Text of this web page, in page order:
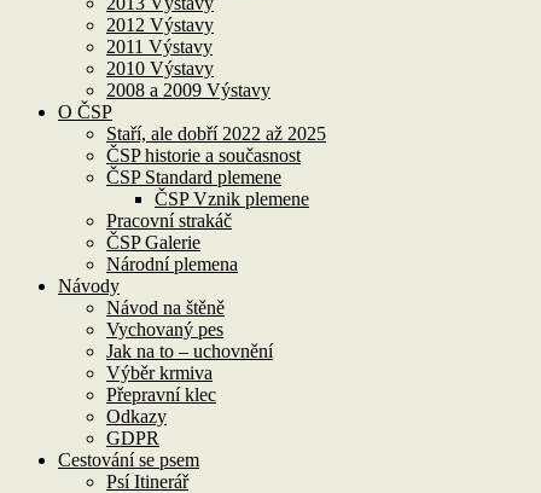
2012 Výstavy
2011 Výstavy
2010 Výstavy
2008 a 2009 Výstavy
O ČSP
Staří, ale dobří 2022 až 2025
ČSP historie a současnost
ČSP Standard plemene
ČSP Vznik plemene
Pracovní strakáč
ČSP Galerie
Národní plemena
Návody
Návod na štěně
Vychovaný pes
Jak na to – uchovnění
Výběr krmiva
Přepravní klec
Odkazy
GDPR
Cestování se psem
Psí Itinerář